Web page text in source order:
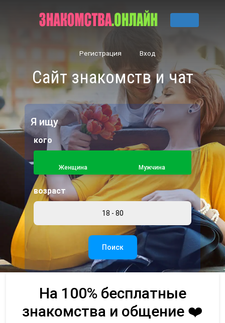
Регистрация Вход
Сайт знакомств и чат
Я ищу
кого
Женщина Мужчина
возраст
Поиск
На 100% бесплатные
знакомства и общение ❤️